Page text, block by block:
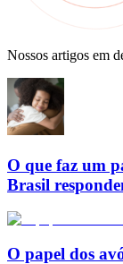
Nossos artigos em
O que faz um
Brasil
O papel dos